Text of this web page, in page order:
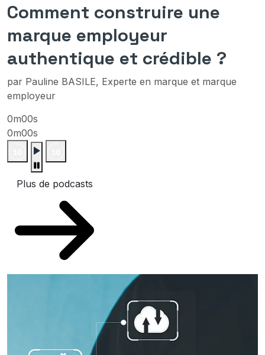
Comment construire une
marque employeur
authentique et crédible ?
par Pauline BASILE, Experte en marque et marque
employeur
0m00s
0m00s
Plus de podcasts